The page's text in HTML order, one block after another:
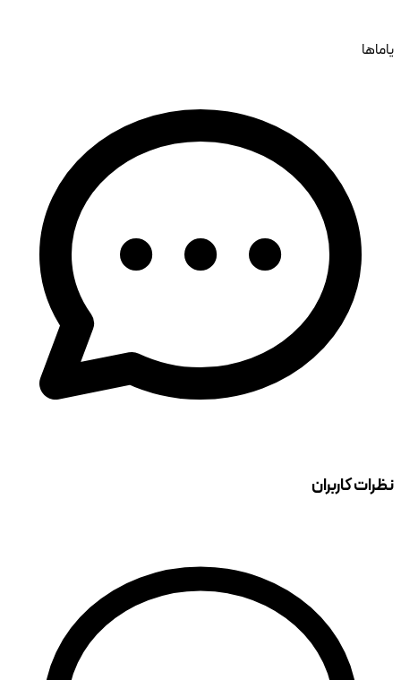
یاماها
نظرات کاربران